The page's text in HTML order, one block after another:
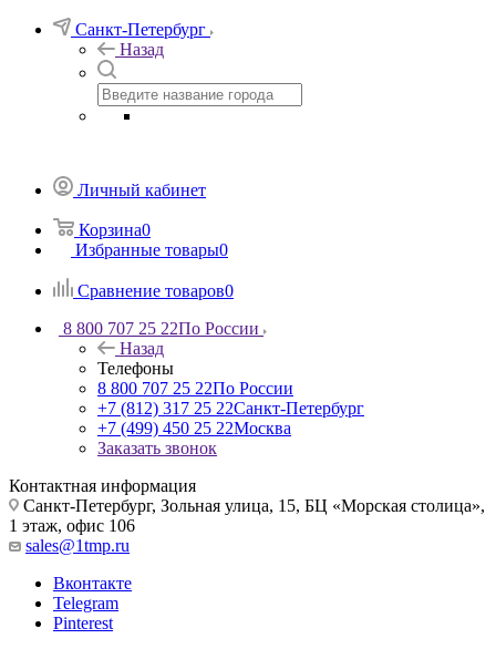
Санкт-Петербург
Назад
Личный кабинет
Корзина0
Избранные товары0
Сравнение товаров0
8 800 707 25 22По России
Назад
Телефоны
8 800 707 25 22По России
+7 (812) 317 25 22Санкт-Петербург
+7 (499) 450 25 22Москва
Заказать звонок
Контактная информация
Санкт-Петербург, Зольная улица, 15, БЦ «Морская столица»,
1 этаж, офис 106
sales@1tmp.ru
Вконтакте
Telegram
Pinterest